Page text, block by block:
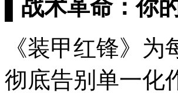
▌战术革命：你
《装甲红锋》
彻底告别单一化